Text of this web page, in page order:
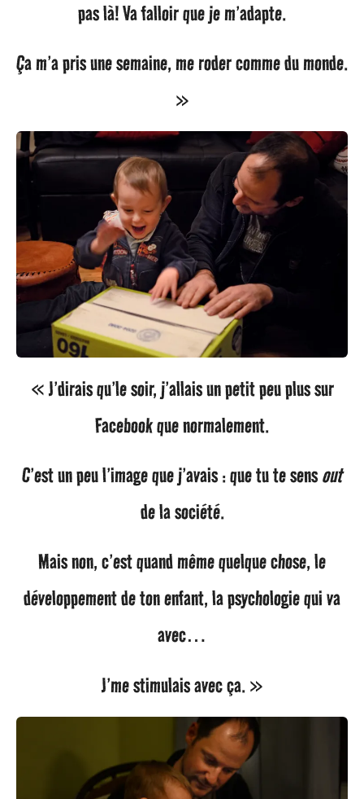
pas là! Va falloir que je m’adapte.
Ça m’a pris une semaine, me roder comme du monde.
»
« J’dirais qu’le soir, j’allais un petit peu plus sur
Facebook que normalement.
C’est un peu l’image que j’avais : que tu te sensout
de la société.
Mais non, c’est quand même quelque chose, le
développement de ton enfant, la psychologie qui va
avec…
J’me stimulais avec ça. »